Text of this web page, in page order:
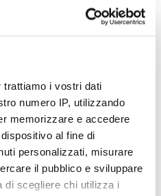
trattiamo i vostri dati
numero IP, utilizzando
memorizzare e accedere
al fine di
personalizzati, misurare
il pubblico e sviluppare
di scegliere chi utilizza i
esistono diversi
di effettuare tale
Tra questi i glucometri
reattive (sono
(si preleva una goccia